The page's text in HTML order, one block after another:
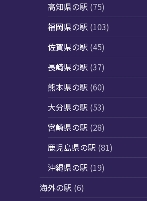
高知県の駅 (75)
福岡県の駅 (103)
佐賀県の駅 (45)
長崎県の駅 (37)
熊本県の駅 (60)
大分県の駅 (53)
宮崎県の駅 (28)
鹿児島県の駅 (81)
沖縄県の駅 (19)
海外の駅 (6)